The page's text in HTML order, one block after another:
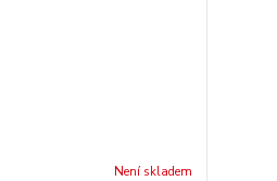
Není skladem